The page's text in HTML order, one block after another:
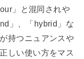
」と混同されや
」、「hybrid」な
持つニュアンスや
しい使い方をマス